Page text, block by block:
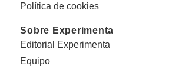
Política de cookies
Sobre Experimenta
Editorial Experimenta
Equipo